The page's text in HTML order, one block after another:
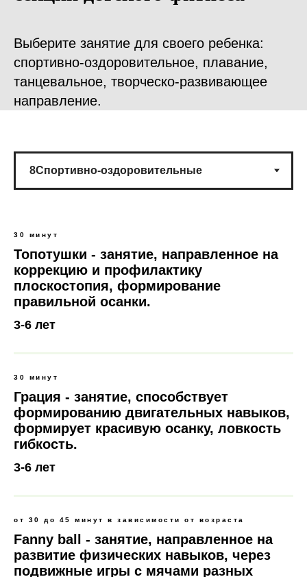
Выберите занятие для своего ребенка:
спортивно-оздоровительное, плавание,
танцевальное, творческо-развивающее
направление.
30 минут
Топотушки - занятие, направленное на
коррекцию и профилактику
плоскостопия, формирование
правильной осанки.
3-6 лет
30 минут
Грация - занятие, способствует
формированию двигательных навыков,
формирует красивую осанку, ловкость
гибкость.
3-6 лет
от 30 до 45 минут в зависимости от возраста
Fanny ball - занятие, направленное на
развитие физических навыков, через
подвижные игры с мячами разных